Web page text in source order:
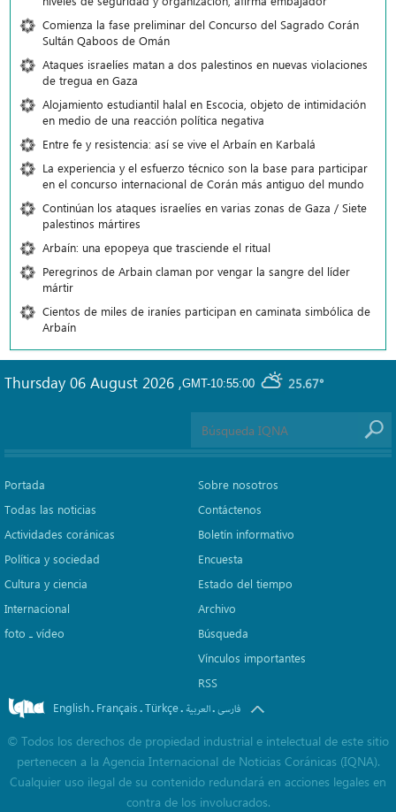
Comienza la fase preliminar del Concurso del Sagrado Corán
Sultán Qaboos de Omán
Ataques israelíes matan a dos palestinos en nuevas violaciones
de tregua en Gaza
Alojamiento estudiantil halal en Escocia, objeto de intimidación
en medio de una reacción política negativa
Entre fe y resistencia: así se vive el Arbaín en Karbalá
La experiencia y el esfuerzo técnico son la base para participar
en el concurso internacional de Corán más antiguo del mundo
Continúan los ataques israelíes en varias zonas de Gaza / Siete
palestinos mártires
Arbaín: una epopeya que trasciende el ritual
Peregrinos de Arbain claman por vengar la sangre del líder
mártir
Cientos de miles de iraníes participan en caminata simbólica de
Arbaín
GMT-10:55:00 25.67°
Thursday 06 August 2026 ,
Portada
Todas las noticias
Actividades coránicas
Política y sociedad
Cultura y ciencia
Internacional
foto ـ vídeo
Sobre nosotros
Contáctenos
Boletín informativo
Encuesta
Estado del tiempo
Archivo
Búsqueda
Vínculos importantes
RSS
English. Français.Türkçe. العربیة.فارسی
© Todos los derechos de propiedad industrial e intelectual de este sitio
pertenecen a la Agencia Internacional de Noticias Coránicas (IQNA).
Cualquier uso ilegal de su contenido redundará en acciones legales en
contra de los involucrados.